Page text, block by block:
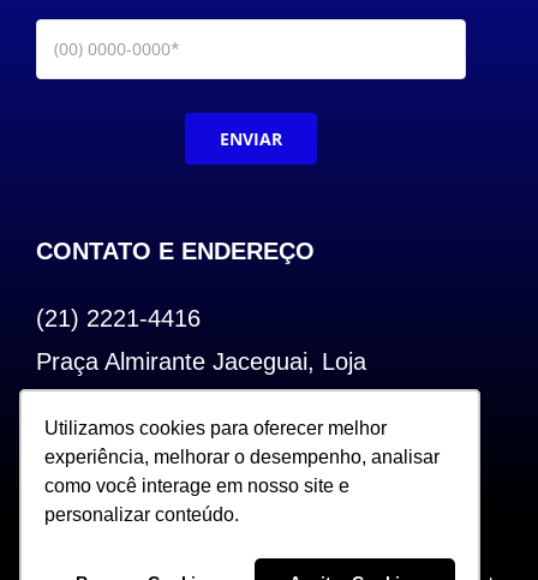
Utilizamos cookies para oferecer melhor
experiência, melhorar o desempenho, analisar
como você interage em nosso site e
personalizar conteúdo.
Utilizamos cookies para oferecer melhor
experiência, melhorar o desempenho, analisar
como você interage em nosso site e
personalizar conteúdo.
ENVIAR
CONTATO E ENDEREÇO
(21) 2221-4416
Praça Almirante Jaceguai, Loja
CEP: 20.240-000
Copyright 2022. Todos os Direitos Reservados |